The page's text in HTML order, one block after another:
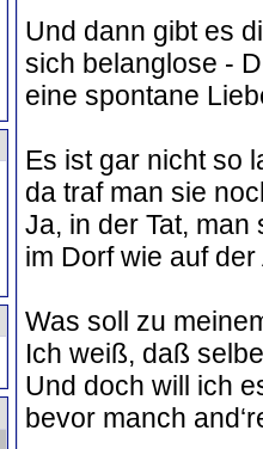
Und dann gibt es
sich belanglose -
eine spontane
Es ist gar nicht so
da traf man sie
Ja, in der Tat, man
im Dorf wie auf
Was soll zu
Ich weiß, daß
Und doch will ich
bevor manch